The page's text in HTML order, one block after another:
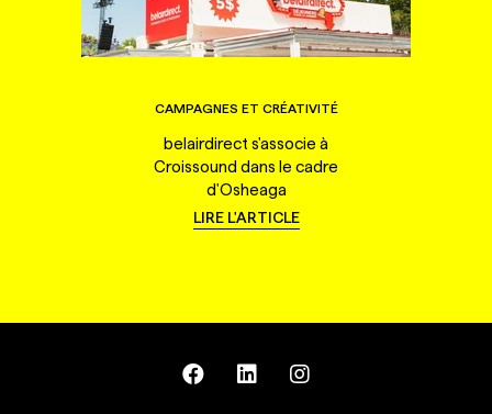
CAMPAGNES ET CRÉATIVITÉ
belairdirect s'associe à
Croissound dans le cadre
d'Osheaga
LIRE L'ARTICLE